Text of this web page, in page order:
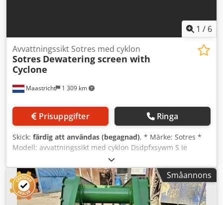
1 / 6
Maastricht 1 309 km
Avvattningssikt Sotres med cyklon
Sotres Dewatering screen with
Cyclone
Prisuppgifter Ringa
Skick: färdig att användas (begagnad), * Märke: Sotres *
Modell: avvattningssikt med cyklon Dsdpfxsywm S Ie
Akqsck * Siktens yta: 4300 x 1200 mm * Utrustad med: två
vibrationsmotorer om 4 kW vardera * Cyklonmått: längd
3800 mm, diameter 1000 mm. * Inkluderar: Warman-
pump, typ 10/8 med 75 kW elmotor. * Inkluderar:
stålkonstruktion.
Småannons